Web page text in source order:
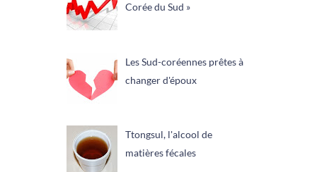
Corée du Sud »
Les Sud-coréennes prêtes à
changer d'époux
Ttongsul, l'alcool de
matières fécales